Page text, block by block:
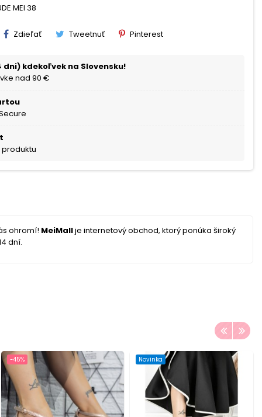
MEI 38
Zdieľať Tweetnuť Pinterest
kdekoľvek na Slovensku!
nad 90 €
ohromí! MeiMallje internetový obchod, ktorý ponúka široký
dní.
-45% Novinka